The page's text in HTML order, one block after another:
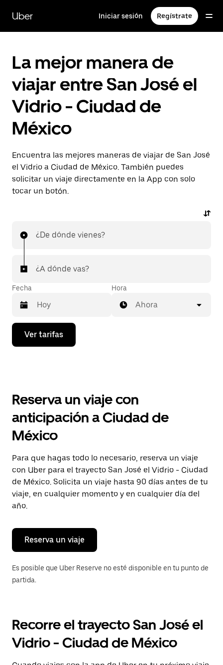
contenido
principal
Uber Iniciar sesión Regístrate
La mejor manera de
viajar entre San José el
Vidrio - Ciudad de
México
Encuentra las mejores maneras de viajar de San José
el Vidrio a Ciudad de México. También puedes
solicitar un viaje directamente en la App con solo
tocar un botón.
¿De dónde vienes?
¿A dónde vas?
Fecha
Presiona
flecha
el
y
selecciona
una
Presiona
la
tecla Esc
para
cerrar
el
calendario.
Hora
Ahora
Ver tarifas
Reserva un viaje con
anticipación a Ciudad de
México
Para que hagas todo lo necesario, reserva un viaje
con Uber para el trayecto San José el Vidrio - Ciudad
de México. Solicita un viaje hasta 90 días antes de tu
viaje, en cualquier momento y en cualquier día del
año.
Reserva un viaje
Es posible que Uber Reserve no esté disponible en tu punto de
partida.
Recorre el trayecto San José el
Vidrio - Ciudad de México